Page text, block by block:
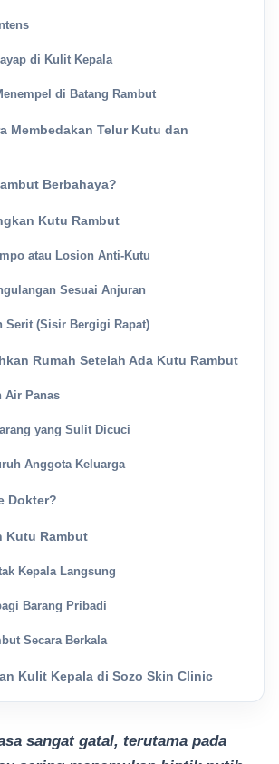
di Kulit Kepala
di Batang Rambut
Membedakan Telur Kutu dan
Berbahaya?
Kutu Rambut
atau Losion Anti-Kutu
Sesuai Anjuran
Serit (Sisir Bergigi Rapat)
Rumah Setelah Ada Kutu Rambut
Air Panas
yang Sulit Dicuci
Anggota Keluarga
Dokter?
Kutu Rambut
Kepala Langsung
Barang Pribadi
Secara Berkala
Kulit Kepala di Sozo Skin Clinic
sangat gatal, terutama pada